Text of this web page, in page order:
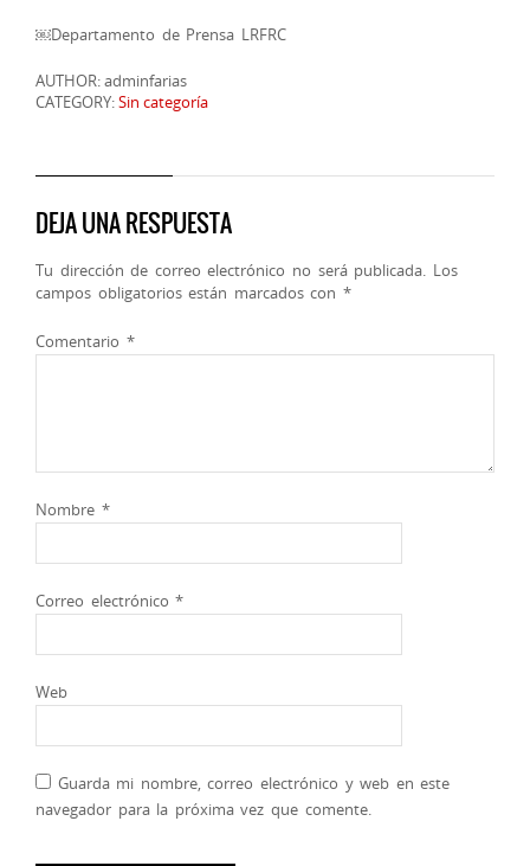
￼Departamento de Prensa LRFRC
AUTHOR: adminfarias
CATEGORY:Sin categoría
DEJA UNA RESPUESTA
Tu dirección de correo electrónico no será publicada. Los
campos obligatorios están marcados con *
Comentario *
Nombre *
Correo electrónico*
Web
Guarda mi nombre, correo electrónico y web en este
navegador para la próxima vez que comente.